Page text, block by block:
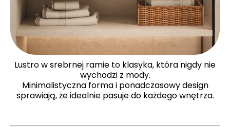
Lustro w srebrnej ramie to klasyka, która nigdy nie
wychodzi z mody.
Minimalistyczna forma i ponadczasowy design
sprawiają, że idealnie pasuje do każdego wnętrza.